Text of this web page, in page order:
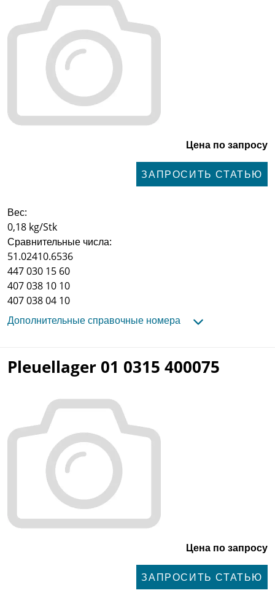
Цена по запросу
ЗАПРОСИТЬ СТАТЬЮ
Вес:
0,18 kg/Stk
Сравнительные числа:
51.02410.6536
447 030 15 60
407 038 10 10
407 038 04 10
Дополнительные справочные номера
Pleuellager 01 0315 400075
Цена по запросу
ЗАПРОСИТЬ СТАТЬЮ